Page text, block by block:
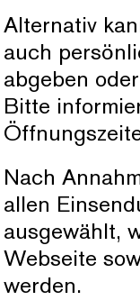
Alternativ
auch
abgeben
Bitte
Nach
allen
ausgewählt,
Webseite
werden.